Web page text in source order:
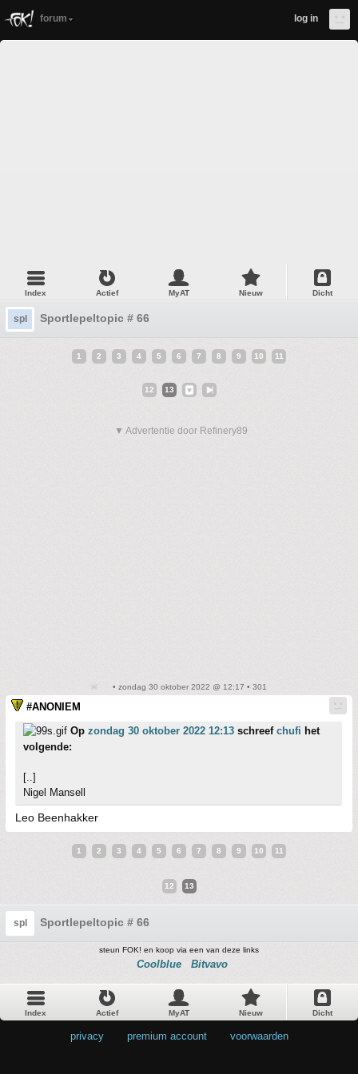
forum log in
Index Actief MyAT Nieuw Dicht
spl Sportlepeltopic # 66
1 2 3 4 5 6 7 8 9 10 11
12 13
▼ Advertentie door Refinery89
• zondag 30 oktober 2022 @ 12:17 • 301
#ANONIEM
Op zondag 30 oktober 2022 12:13 schreef chufi het
volgende:
[..]
Nigel Mansell
Leo Beenhakker
1 2 3 4 5 6 7 8 9 10 11
12 13
spl Sportlepeltopic # 66
steun FOK! en koop via een van deze links
Coolblue Bitvavo
Index Actief MyAT Nieuw Dicht
privacy premium account voorwaarden